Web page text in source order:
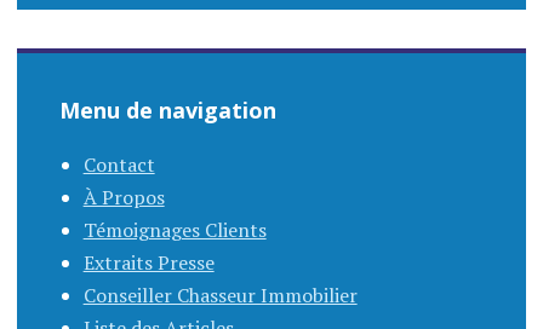
Menu de navigation
Contact
À Propos
Témoignages Clients
Extraits Presse
Conseiller Chasseur Immobilier